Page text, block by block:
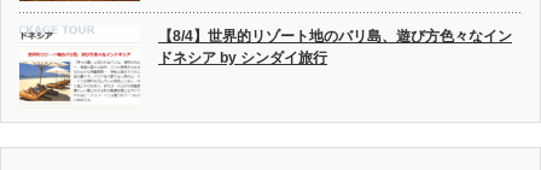
【8/4】世界的リゾート地のバリ島、遊び方色々なイン
ドネシア by シンダイ旅行